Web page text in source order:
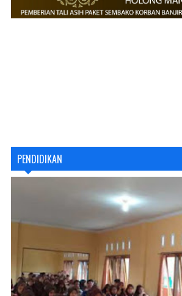
PENDIDIKAN